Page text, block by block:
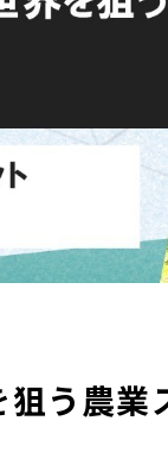
う農業